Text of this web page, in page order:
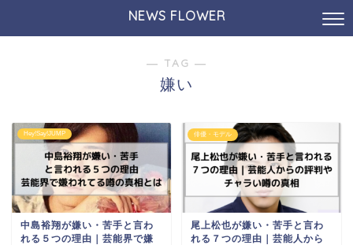
NEWS FLOWER
― TAG ―
嫌い
Hey!Say!JUMP
中島裕翔が嫌い・苦手と言わ
れる５つの理由｜芸能界で嫌
俳優・モデル
尾上松也が嫌い・苦手と言わ
れる７つの理由｜芸能人から